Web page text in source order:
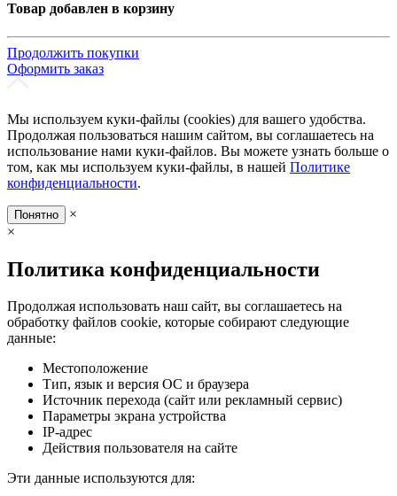
Товар добавлен в корзину
Продолжить покупки
Оформить заказ
Мы используем куки-файлы (cookies) для вашего удобства.
Продолжая пользоваться нашим сайтом, вы соглашаетесь на
использование нами куки-файлов. Вы можете узнать больше о
том, как мы используем куки-файлы, в нашей Политике
конфиденциальности.
Понятно
×
×
Политика конфиденциальности
Продолжая использовать наш сайт, вы соглашаетесь на
обработку файлов cookie, которые собирают следующие
данные:
Местоположение
Тип, язык и версия ОС и браузера
Источник перехода (сайт или рекламный сервис)
Параметры экрана устройства
IP-адрес
Действия пользователя на сайте
Эти данные используются для: